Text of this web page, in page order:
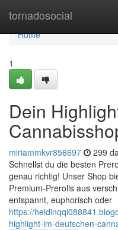
tornadosocial
Home
Home
1
Dein
miriammkvr856697 299
Schnellst du die besten
genau richtig! Unser Shop
Premium-Prerolls aus
entspannt, euphorisch oder
https://
highlight-im-deutschen-